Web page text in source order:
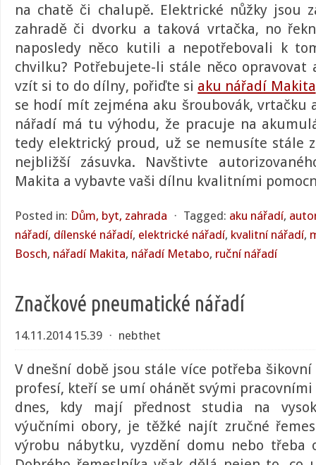
na chatě či chalupě. Elektrické nůžky jsou
zahradě či dvorku a taková vrtačka, no
naposledy něco kutili a nepotřebovali k
chvilku? Potřebujete-li stále něco opravovat
vzít si to do dílny, pořiďte si aku nářadí Makita
se hodí mít zejména aku šroubovák,
nářadí má tu výhodu, že pracuje na
tedy elektrický proud, už se nemusíte stále
nejbližší zásuvka. Navštivte
Makita a vybavte vaši dílnu kvalitními
Posted in: Dům, byt, zahrada ⋅ Tagged: aku nářadí,
nářadí, dílenské nářadí, elektrické nářadí, kvalitní nářadí,
Bosch, nářadí Makita, nářadí Metabo, ruční nářadí
Značkové pneumatické nářadí
14.11.2014 15.39 ⋅ nebthet
V dnešní době jsou stále více potřeba
profesí, kteří se umí ohánět svými
dnes, kdy mají přednost studia na
výučními obory, je těžké najít zručné
výrobu nábytku, vyzdění domu nebo třeba